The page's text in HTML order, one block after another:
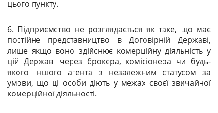
цього пункту.
6. Підприємство не розглядається як таке, що має
постійне представництво в Договірній Державі,
лише якщо воно здійснює комерційну діяльність у
цій Державі через брокера, комісіонера чи будь-
якого іншого агента з незалежним статусом за
умови, що ці особи діють у межах своєї звичайної
комерційної діяльності.